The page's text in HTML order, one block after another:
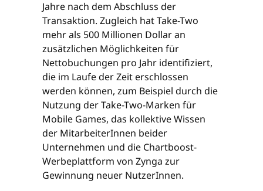
Jahre nach dem Abschluss der
Transaktion. Zugleich hat Take-Two
mehr als 500 Millionen Dollar an
zusätzlichen Möglichkeiten für
Nettobuchungen pro Jahr identifiziert,
die im Laufe der Zeit erschlossen
werden können, zum Beispiel durch die
Nutzung der Take-Two-Marken für
Mobile Games, das kollektive Wissen
der MitarbeiterInnen beider
Unternehmen und die Chartboost-
Werbeplattform von Zynga zur
Gewinnung neuer NutzerInnen.